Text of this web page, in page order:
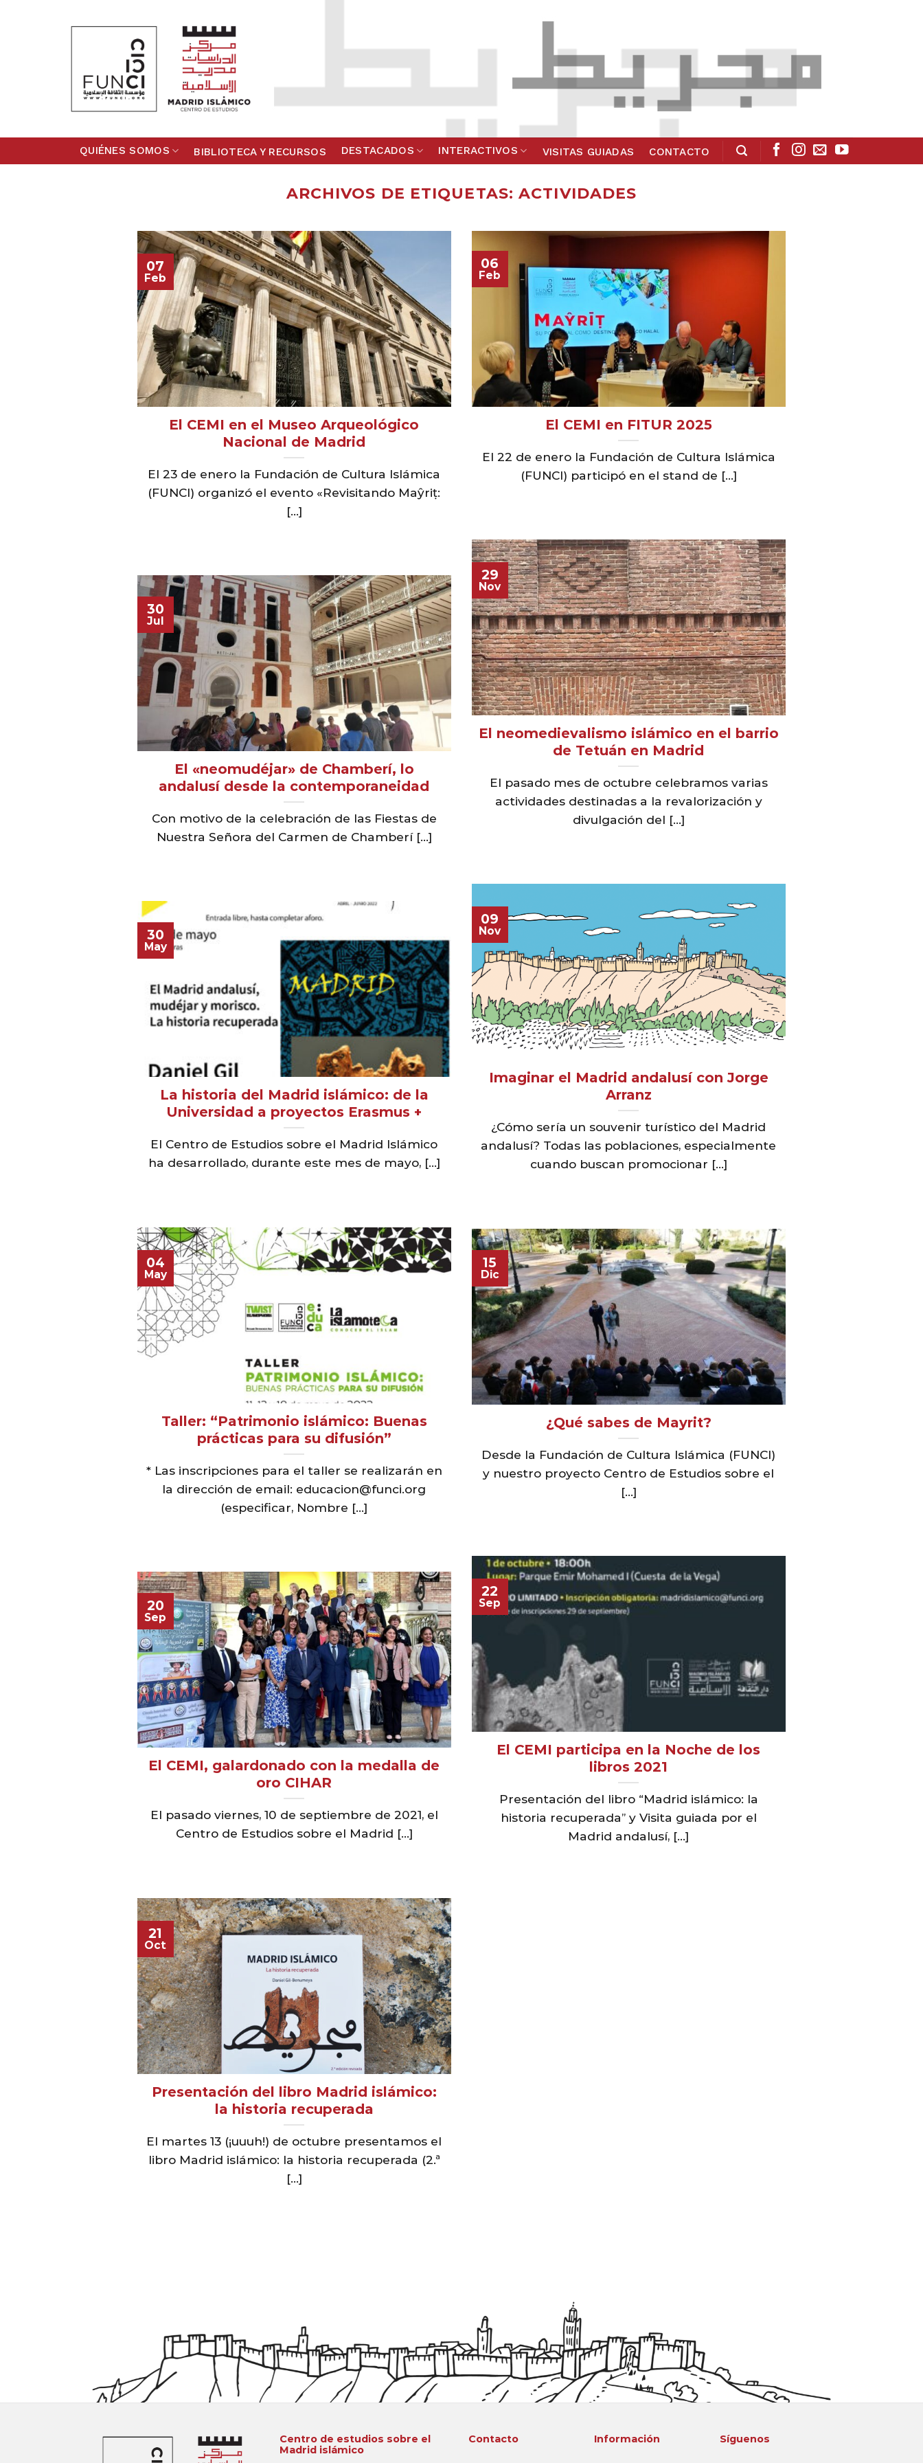
QUIÉNES SOMOS BIBLIOTECA Y RECURSOS DESTACADOS INTERACTIVOS VISITAS GUIADAS CONTACTO
ARCHIVOS DE ETIQUETAS:ACTIVIDADES
El CEMI en el Museo Arqueológico
Nacional de Madrid
El 23 de enero la Fundación de Cultura Islámica
(FUNCI) organizó el evento «Revisitando Maŷriṭ:
[...]
07
Feb
El CEMI en FITUR 2025
El 22 de enero la Fundación de Cultura Islámica
(FUNCI) participó en el stand de [...]
06
Feb
El neomedievalismo islámico en el barrio
de Tetuán en Madrid
El pasado mes de octubre celebramos varias
actividades destinadas a la revalorización y
divulgación del [...]
29
Nov
El «neomudéjar» de Chamberí, lo
andalusí desde la contemporaneidad
Con motivo de la celebración de las Fiestas de
Nuestra Señora del Carmen de Chamberí [...]
30
Jul
Imaginar el Madrid andalusí con Jorge
Arranz
¿Cómo sería un souvenir turístico del Madrid
andalusí? Todas las poblaciones, especialmente
cuando buscan promocionar [...]
09
Nov
La historia del Madrid islámico: de la
Universidad a proyectos Erasmus +
El Centro de Estudios sobre el Madrid Islámico
ha desarrollado, durante este mes de mayo, [...]
30
May
Taller: “Patrimonio islámico: Buenas
prácticas para su difusión”
* Las inscripciones para el taller se realizarán en
la dirección de email: educacion@funci.org
(especificar, Nombre [...]
04
May
¿Qué sabes de Mayrit?
Desde la Fundación de Cultura Islámica (FUNCI)
y nuestro proyecto Centro de Estudios sobre el
[...]
15
Dic
El CEMI participa en la Noche de los
libros 2021
Presentación del libro “Madrid islámico: la
historia recuperada” y Visita guiada por el
Madrid andalusí, [...]
22
Sep
El CEMI, galardonado con la medalla de
oro CIHAR
El pasado viernes, 10 de septiembre de 2021, el
Centro de Estudios sobre el Madrid [...]
20
Sep
Presentación del libro Madrid islámico:
la historia recuperada
El martes 13 (¡uuuh!) de octubre presentamos el
libro Madrid islámico: la historia recuperada (2.ª
[...]
21
Oct
Centro de estudios sobre el
Madrid islámico
Contacto Información Síguenos